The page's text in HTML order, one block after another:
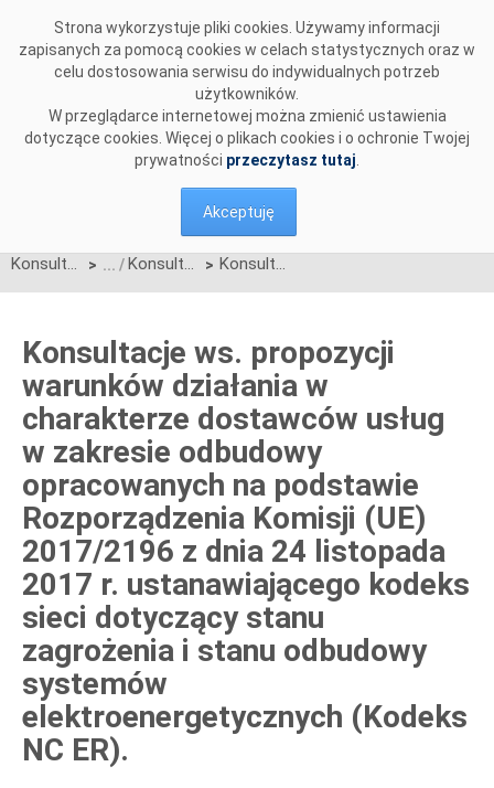
Strona wykorzystuje pliki cookies. Używamy informacji
zapisanych za pomocą cookies w celach statystycznych oraz w
celu dostosowania serwisu do indywidualnych potrzeb
użytkowników.
W przeglądarce internetowej można zmienić ustawienia
dotyczące cookies. Więcej o plikach cookies i o ochronie Twojej
prywatności przeczytasz tutaj
Akceptuję
Konsultacje > Konsultacje zakończone > Konsultacje ws. propozycji warunków działania w charakterze dostawców usług w zakresie odbudowy opracowanych na podstawie Rozporządzenia Komisji (UE) 2017/2196 z dnia 24 listopada 2017 r. ustanawiającego kodeks sieci dotyczący stanu zagrożenia i stanu odbudowy systemów elektroenergetycznych (Kodeks NC ER).
Konsultacje ws. propozycji
warunków działania w
charakterze dostawców usług
w zakresie odbudowy
opracowanych na podstawie
Rozporządzenia Komisji (UE)
2017/2196 z dnia 24 listopada
2017 r. ustanawiającego kodeks
sieci dotyczący stanu
zagrożenia i stanu odbudowy
systemów
elektroenergetycznych (Kodeks
NC ER).